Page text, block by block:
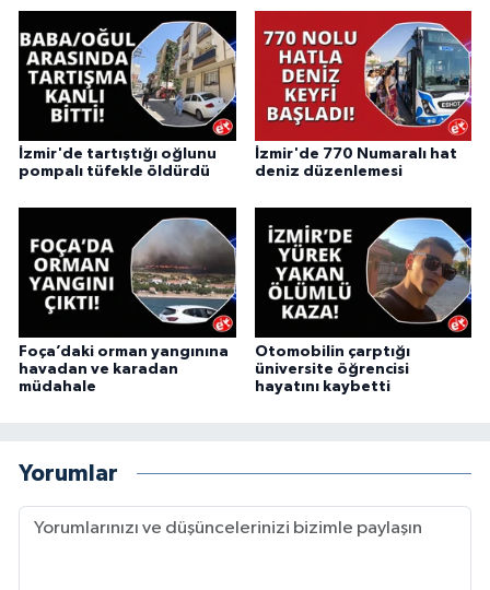
İzmir'de tartıştığı oğlunu
pompalı tüfekle öldürdü
İzmir'de 770 Numaralı hat
deniz düzenlemesi
Foça’daki orman yangınına
havadan ve karadan
müdahale
Otomobilin çarptığı
üniversite öğrencisi
hayatını kaybetti
Yorumlar